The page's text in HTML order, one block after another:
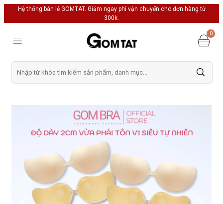
Hệ thống bán lẻ GOMTAT. Giảm ngay phí vận chuyển cho đơn hàng từ
300k.
0